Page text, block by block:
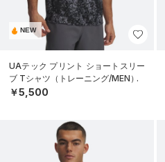
NEW
UAテック プリント ショートスリー
ブ Tシャツ（トレーニング/MEN）
￥5,500